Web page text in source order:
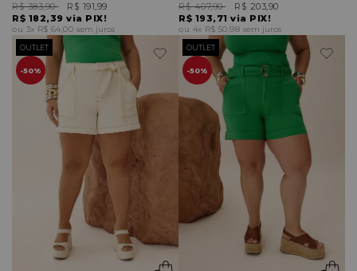
R$ 182,39 via PIX!
R$ 383,90 R$ 191,99
3x R$ 64,00 sem juros
R$ 193,71 via PIX!
R$ 407,90 R$ 203,90
4x R$ 50,98 sem juros
50%
OUTLET
50%
OUTLET